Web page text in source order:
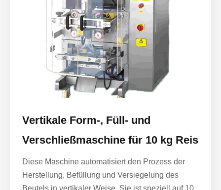
Vertikale Form-, Füll- und
Verschließmaschine für 10 kg Reis
Diese Maschine automatisiert den Prozess der
Herstellung, Befüllung und Versiegelung des